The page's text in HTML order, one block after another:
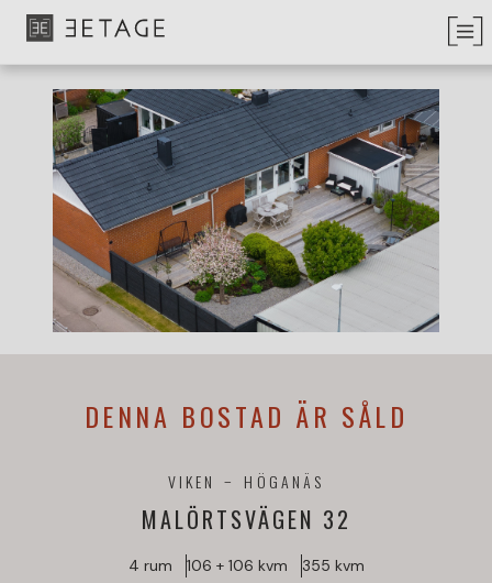
DENNA BOSTAD ÄR SÅLD
MALÖRTSVÄGEN 32
VIKEN HÖGANÄS
4 rum 106 + 106 kvm 355 kvm